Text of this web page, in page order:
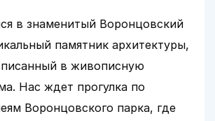
в знаменитый Воронцовский
памятник архитектуры,
в живописную
Нас ждет прогулка по
Воронцовского парка, где